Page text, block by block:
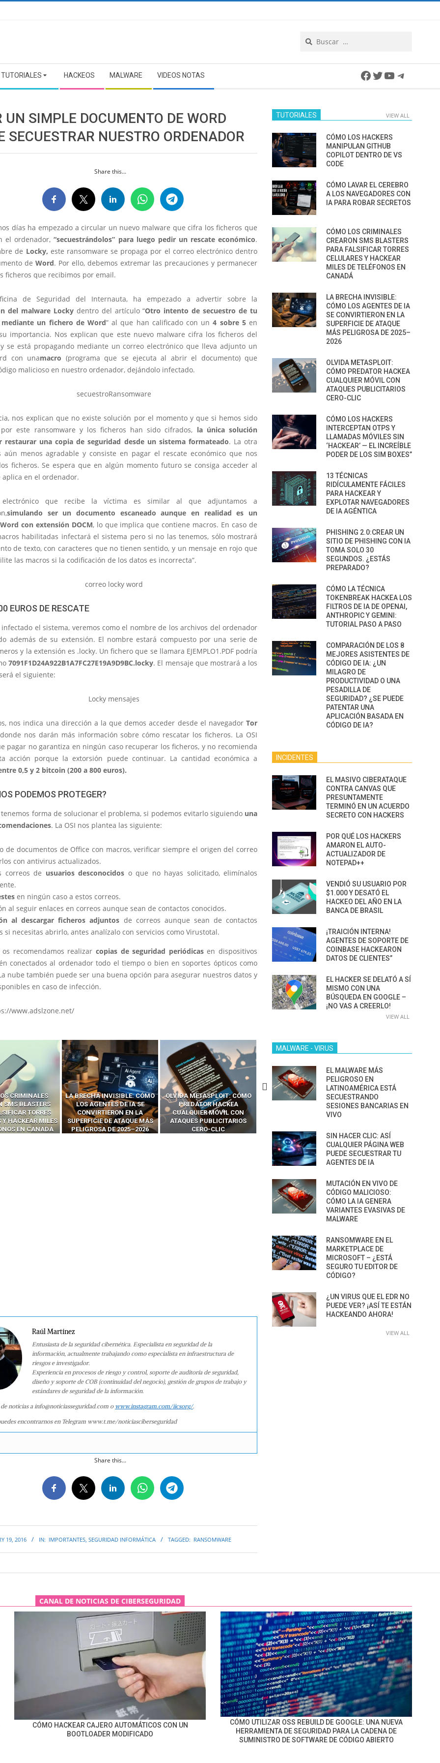
TUTORIALES HACKEOS MALWARE VIDEOS NOTAS Facebook
Twitter
YouTube
UN SIMPLE DOCUMENTO DE WORD
SECUESTRAR NUESTRO ORDENADOR
Share this...
días ha empezado a circular un nuevo malware que cifra los ficheros que
el ordenador,“secuestrándolos” para luego pedir un rescate económico.
de Locky, este ransomware se propaga por el correo electrónico dentro
de Word. Por ello, debemos extremar las precauciones y permanecer
ficheros que recibimos por email.
de Seguridad del Internauta, ha empezado a advertir sobre la
del malware Lockydentro del artículo “Otro intento de secuestro de tu
un fichero de Word” al que han calificado con un4 sobre 5en
importancia. Nos explican que este nuevo malware cifra los ficheros del
se está propagando mediante un correo electrónico que lleva adjunto un
con unamacro (programa que se ejecuta al abrir el documento) que
malicioso en nuestro ordenador, dejándolo infectado.
nos explican que no existe solución por el momento y que si hemos sido
este ransomware y los ficheros han sido cifrados, la única solución
restaurar una copia de seguridad desde un sistema formateado. La otra
aún menos agradable y consiste en pagar el rescate económico que nos
ficheros. Se espera que en algún momento futuro se consiga acceder al
en el ordenador.
que recibe la víctima es similar al que adjuntamos a
simulando ser un documento escaneado aunque en realidad es un
con extensión DOCM, lo que implica que contiene macros. En caso de
habilitadas infectará el sistema pero si no las tenemos, sólo mostrará
de texto, con caracteres que no tienen sentido, y un mensaje en rojo que
las macros si la codificación de los datos es incorrecta”.
EUROS DE RESCATE
infectado el sistema, veremos como el nombre de los archivos del ordenador
además de su extensión. El nombre estará compuesto por una serie de
y la extensión es .locky. Un fichero que se llamara EJEMPLO1.PDF podría
7091F1D24A922B1A7FC27E19A9D9BC.locky. El mensaje que mostrará a los
el siguiente:
nos indica una dirección a la que demos acceder desde el navegadorTor
nos darán más información sobre cómo rescatar los ficheros. La OSI
pagar no garantiza en ningún caso recuperar los ficheros, y no recomienda
acción porque la extorsión puede continuar. La cantidad económica a
0,5 y 2 bitcoin (200 a 800 euros).
PODEMOS PROTEGER?
forma de solucionar el problema, si podemos evitarlo siguiendo una
. La OSI nos plantea las siguiente:
de documentos de Office con macros, verificar siempre el origen del correo
con antivirus actualizados.
correos de usuarios desconocidos o que no hayas solicitado, elimínalos
en ningún caso a estos correos.
al seguir enlaces en correos aunque sean de contactos conocidos.
al descargar ficheros adjuntos de correos aunque sean de contactos
si necesitas abrirlo, antes analízalo con servicios como Virustotal.
recomendamos realizar copias de seguridad periódicasen dispositivos
conectados al ordenador todo el tiempo o bien en soportes ópticos como
nube también puede ser una buena opción para asegurar nuestros datos y
en caso de infección.
www.adslzone.net/
CRIMINALES
SMS BLASTERS
TORRES
Y HACKEAR MILES
EN CANADÁ
LA BRECHA INVISIBLE: CÓMO
LOS AGENTES DE IA SE
CONVIRTIERON EN LA
SUPERFICIE DE ATAQUE MÁS
PELIGROSA DE 2025–2026
OLVIDA METASPLOIT: CÓMO
PREDATOR HACKEA
CUALQUIER MÓVIL CON
ATAQUES PUBLICITARIOS
CERO-CLIC
CÓMO LOS HACKERS
INTERCEPTAN OTPS Y
LLAMADAS MÓVILES SIN
RIDÍCULAMENTE
Raúl Martínez
Entusiasta de la seguridad cibernética. Especialista en seguridad de la
información, actualmente trabajando como especialista en infraestructura de
riesgos e investigador.
Experiencia en procesos de riesgo y control, soporte de auditoría de seguridad,
diseño y soporte de COB (continuidad del negocio), gestión de grupos de trabajo y
estándares de seguridad de la información.
noticias a info@noticiasseguridad.com o www.instagram.com/iicsorg/.
encontrarnos en Telegram www.t.me/noticiasciberseguridad
Share this...
19, 2016 IN: IMPORTANTES SEGURIDAD INFORMÁTICA TAGGED: RANSOMWARE
TUTORIALES VIEW ALL
CÓMO LOS HACKERS
MANIPULAN GITHUB
COPILOT DENTRO DE VS
CODE
CÓMO LAVAR EL CEREBRO
A LOS NAVEGADORES CON
IA PARA ROBAR SECRETOS
CÓMO LOS CRIMINALES
CREARON SMS BLASTERS
PARA FALSIFICAR TORRES
CELULARES Y HACKEAR
MILES DE TELÉFONOS EN
CANADÁ
LA BRECHA INVISIBLE:
CÓMO LOS AGENTES DE IA
SE CONVIRTIERON EN LA
SUPERFICIE DE ATAQUE
MÁS PELIGROSA DE 2025–
2026
OLVIDA METASPLOIT:
CÓMO PREDATOR HACKEA
CUALQUIER MÓVIL CON
ATAQUES PUBLICITARIOS
CERO-CLIC
CÓMO LOS HACKERS
INTERCEPTAN OTPS Y
LLAMADAS MÓVILES SIN
‘HACKEAR’ — EL INCREÍBLE
PODER DE LOS SIM BOXES”
13 TÉCNICAS
RIDÍCULAMENTE FÁCILES
PARA HACKEAR Y
EXPLOTAR NAVEGADORES
DE IA AGÉNTICA
PHISHING 2.0:CREAR UN
SITIO DE PHISHING CON IA
TOMA SOLO 30
SEGUNDOS. ¿ESTÁS
PREPARADO?
CÓMO LA TÉCNICA
TOKENBREAK HACKEA LOS
FILTROS DE IA DE OPENAI,
ANTHROPIC Y GEMINI:
TUTORIAL PASO A PASO
COMPARACIÓN DE LOS 8
MEJORES ASISTENTES DE
CÓDIGO DE IA: ¿UN
MILAGRO DE
PRODUCTIVIDAD O UNA
PESADILLA DE
SEGURIDAD? ¿SE PUEDE
PATENTAR UNA
APLICACIÓN BASADA EN
CÓDIGO DE IA?
INCIDENTES
EL MASIVO CIBERATAQUE
CONTRA CANVAS QUE
PRESUNTAMENTE
TERMINÓ EN UN ACUERDO
SECRETO CON HACKERS
POR QUÉ LOS HACKERS
AMARON EL AUTO-
ACTUALIZADOR DE
NOTEPAD++
VENDIÓ SU USUARIO POR
$1.000 Y DESATÓ EL
HACKEO DEL AÑO EN LA
BANCA DE BRASIL
¡TRAICIÓN INTERNA!
AGENTES DE SOPORTE DE
COINBASE HACKEARON
DATOS DE CLIENTES”
EL HACKER SE DELATÓ A SÍ
MISMO CON UNA
BÚSQUEDA EN GOOGLE –
¡NO VAS A CREERLO!
VIEW ALL
MALWARE - VIRUS
EL MALWARE MÁS
PELIGROSO EN
LATINOAMÉRICA ESTÁ
SECUESTRANDO
SESIONES BANCARIAS EN
VIVO
SIN HACER CLIC: ASÍ
CUALQUIER PÁGINA WEB
PUEDE SECUESTRAR TU
AGENTES DE IA
MUTACIÓN EN VIVO DE
CÓDIGO MALICIOSO:
CÓMO LA IA GENERA
VARIANTES EVASIVAS DE
MALWARE
RANSOMWARE EN EL
MARKETPLACE DE
MICROSOFT – ¿ESTÁ
SEGURO TU EDITOR DE
CÓDIGO?
¿UN VIRUS QUE EL EDR NO
PUEDE VER? ¡ASÍ TE ESTÁN
HACKEANDO AHORA!
VIEW ALL
CANAL DE NOTICIAS DE CIBERSEGURIDAD
CÓMO HACKEAR CAJERO AUTOMÁTICOS CON UN
BOOTLOADER MODIFICADO
CÓMO UTILIZAR OSS REBUILD DE GOOGLE: UNA NUEVA
HERRAMIENTA DE SEGURIDAD PARA LA CADENA DE
SUMINISTRO DE SOFTWARE DE CÓDIGO ABIERTO